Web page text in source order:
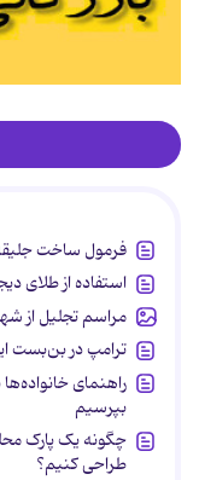
فرمول ساخت
استفاده از طلای
مراسم تجلیل از
ترامپ در بن‌بست
راهنمای
بپرسیم
چگونه یک پارک
طراحی کنیم؟